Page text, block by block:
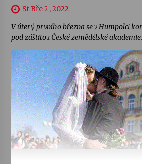
St Bře 2 , 2022
V úterý prvního března se v Humpolci
pod záštitou České zemědělské